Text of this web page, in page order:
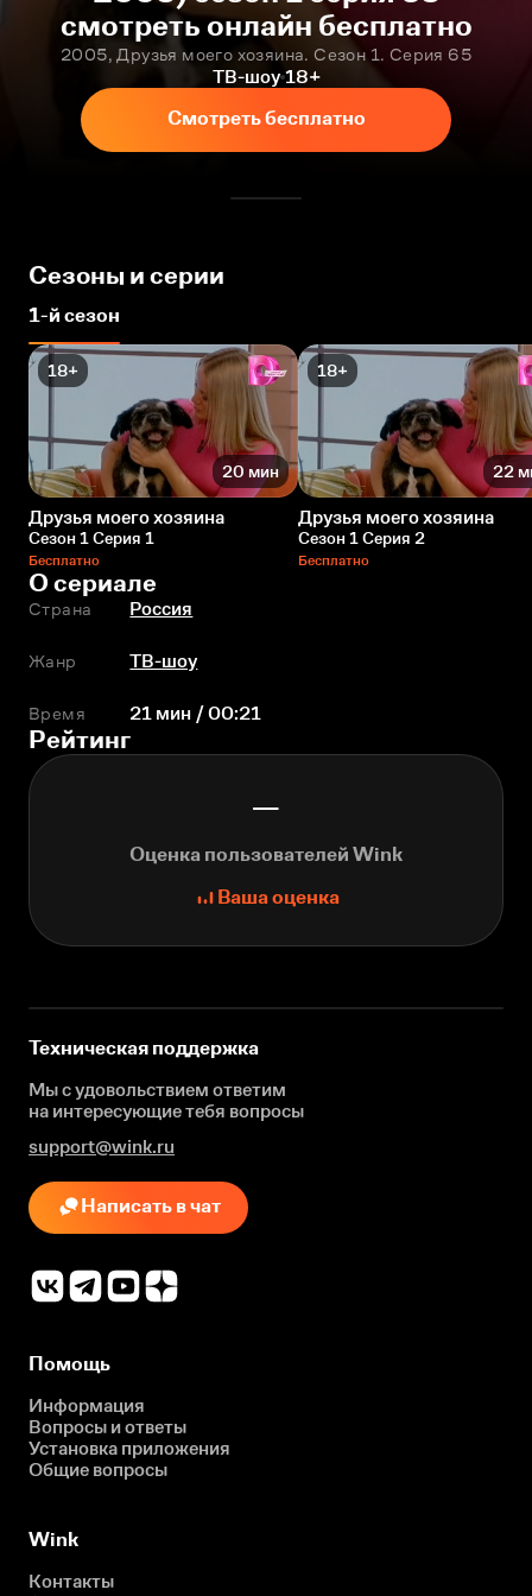
смотреть онлайн бесплатно
2005, Друзья моего хозяина. Сезон 1. Серия 65
ТВ-шоу 18+
Смотреть бесплатно
Сезоны и серии
1-й сезон
18+
20 мин
Друзья моего хозяина
Сезон 1 Серия 1
Бесплатно
18+
22
Друзья моего хозяина
Сезон 1 Серия 2
Бесплатно
О сериале
Страна Россия
Жанр ТВ-шоу
Время 21 мин / 00:21
Рейтинг
—
Оценка пользователей Wink
Ваша оценка
Техническая поддержка
Мы с удовольствием ответим
на интересующиетебя вопросы
support@wink.ru
Написать в чат
Помощь
Информация
Вопросы и ответы
Установка приложения
Общие вопросы
Wink
Контакты